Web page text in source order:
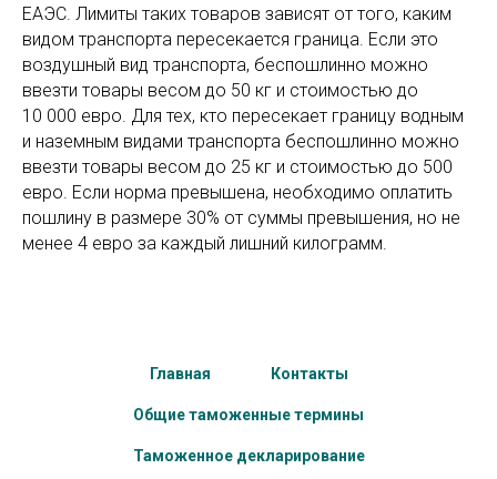
ЕАЭС. Лимиты таких товаров зависят от того, каким
видом транспорта пересекается граница. Если это
воздушный вид транспорта, беспошлинно можно
ввезти товары весом до 50 кг и стоимостью до
10 000 евро. Для тех, кто пересекает границу водным
и наземным видами транспорта беспошлинно можно
ввезти товары весом до 25 кг и стоимостью до 500
евро. Если норма превышена, необходимо оплатить
пошлину в размере 30% от суммы превышения, но не
менее 4 евро за каждый лишний килограмм.
Главная Контакты
Общие таможенные термины
Таможенное декларирование